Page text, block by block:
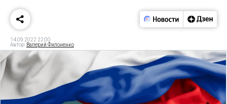
14.09.2022 22:00
Автор: Валерий Филоненко